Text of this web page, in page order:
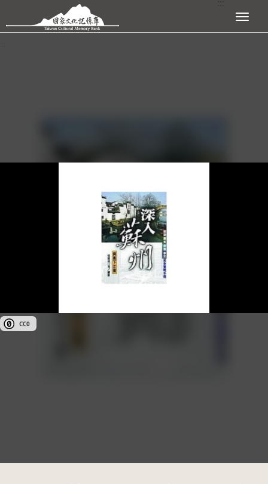
跳到主要內容區塊 展開選單
公眾領域貢獻宣告(CC0)